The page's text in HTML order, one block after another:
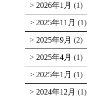
2026年1月 (1)
2025年11月 (1)
2025年9月 (2)
2025年4月 (1)
2025年1月 (1)
2024年12月 (1)